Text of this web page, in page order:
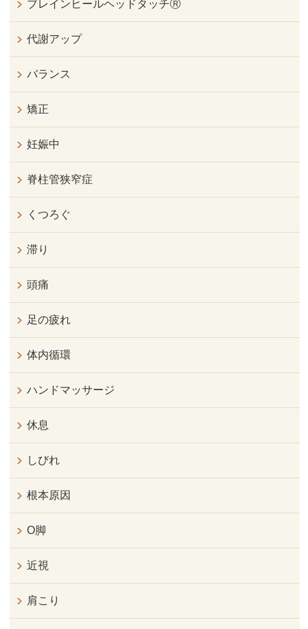
ブレインヒールヘッドタッチⓇ
代謝アップ
バランス
矯正
妊娠中
脊柱管狭窄症
くつろぐ
滞り
頭痛
足の疲れ
体内循環
ハンドマッサージ
休息
しびれ
根本原因
O脚
近視
肩こり